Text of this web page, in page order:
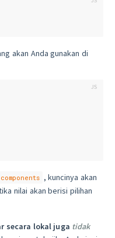
akan Anda gunakan di
components , kuncinya akan
nilai akan berisi pilihan
secara lokal juga tidak